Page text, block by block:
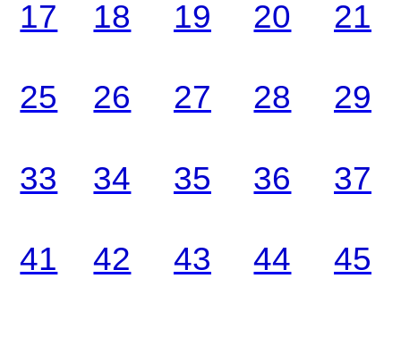
17 18 19 20 21
25 26 27 29
28
33 34 37
35 36
41 42 43 44 45